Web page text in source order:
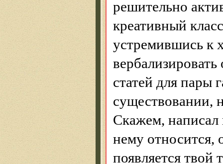
решительно
креативный
устремившись к
статей для пары
существовании,
Скажем,
нему относится,
появляется твой